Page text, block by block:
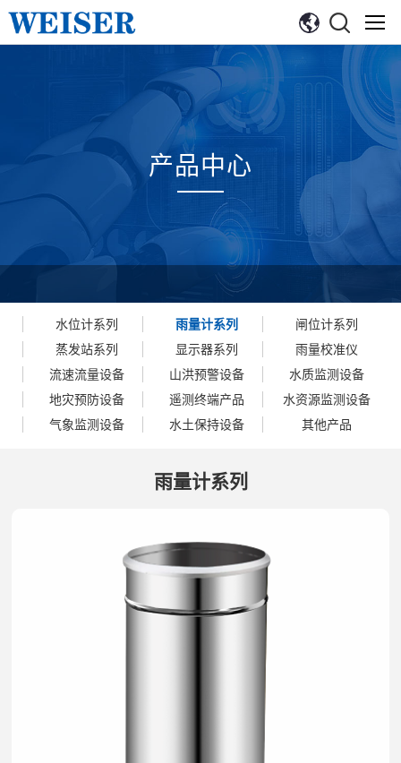
产品中心
水位计系列 雨量计系列
闸位计系列
蒸发站系列
显示器系列
雨量校准仪
流速流量设备
山洪预警设备
水质监测设备
地灾预防设备
遥测终端产品
水资源监测设备
气象监测设备
水土保持设备 其他产品
雨量计系列